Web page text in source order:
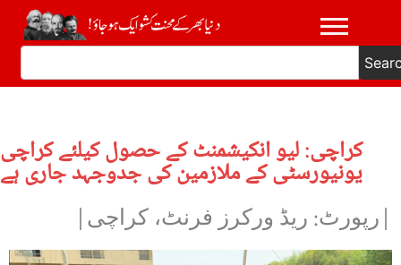
کراچی: لیو انکیشمنٹ کے حصول کیلئے کراچی
یونیورسٹی کے ملازمین کی جدوجہد جاری ہے
|رپورٹ: ریڈ ورکرز فرنٹ، کراچی|